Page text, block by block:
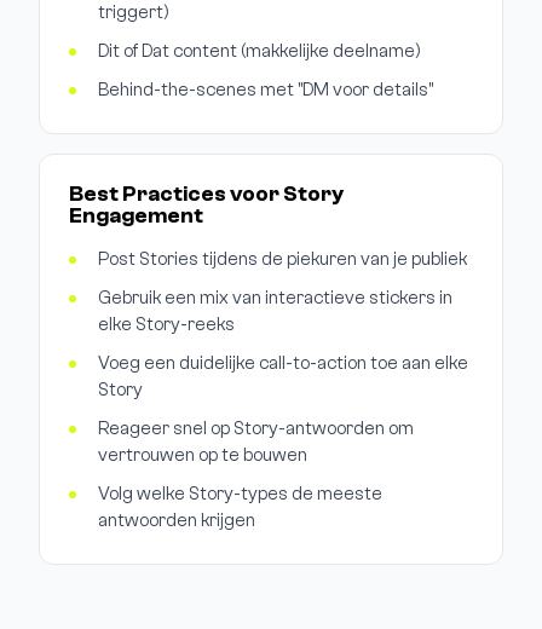
triggert)
Dit of Dat content (makkelijke deelname)
Behind-the-scenes met "DM voor details"
Best Practices voor Story
Engagement
Post Stories tijdens de piekuren van je publiek
Gebruik een mix van interactieve stickers in
elke Story-reeks
Voeg een duidelijke call-to-action toe aan elke
Story
Reageer snel op Story-antwoorden om
vertrouwen op te bouwen
Volg welke Story-types de meeste
antwoorden krijgen